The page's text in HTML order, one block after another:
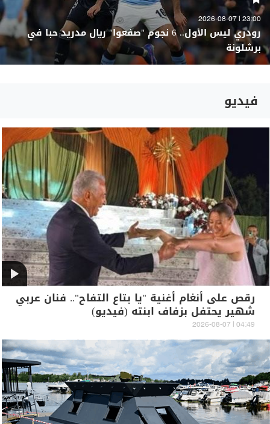
23:00 | 2026-08-07
رودري ليس الأول.. 6 نجوم "صفعوا" ريال مدريد حبا في
برشلونة
فيديو
رقص على أنغام أغنية "يا بتاع التفاح".. فنان عربي
شهير يحتفل بزفاف ابنته (فيديو)
04:49 | 2026-08-07